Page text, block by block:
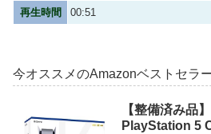
再生時間
00:51
今オススメのAmazonベストセラ
【整備済み品
PlayStation 5